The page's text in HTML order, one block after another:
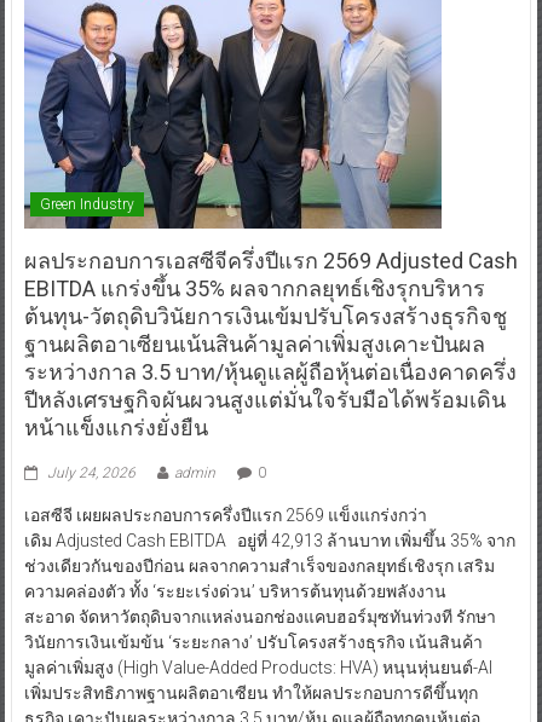
Green Industry
ผลประกอบการเอสซีจีครึ่งปีแรก 2569 Adjusted Cash
EBITDA แกร่งขึ้น 35% ผลจากกลยุทธ์เชิงรุกบริหาร
ต้นทุน-วัตถุดิบวินัยการเงินเข้มปรับโครงสร้างธุรกิจชู
ฐานผลิตอาเซียนเน้นสินค้ามูลค่าเพิ่มสูงเคาะปันผล
ระหว่างกาล 3.5 บาท/หุ้นดูแลผู้ถือหุ้นต่อเนื่องคาดครึ่ง
ปีหลังเศรษฐกิจผันผวนสูงแต่มั่นใจรับมือได้พร้อมเดิน
หน้าแข็งแกร่งยั่งยืน
July 24, 2026 admin 0
เอสซีจี เผยผลประกอบการครึ่งปีแรก 2569 แข็งแกร่งกว่า
เดิม Adjusted Cash EBITDA อยู่ที่ 42,913 ล้านบาท เพิ่มขึ้น 35% จาก
ช่วงเดียวกันของปีก่อน ผลจากความสำเร็จของกลยุทธ์เชิงรุก เสริม
ความคล่องตัว ทั้ง ‘ระยะเร่งด่วน’ บริหารต้นทุนด้วยพลังงาน
สะอาด จัดหาวัตถุดิบจากแหล่งนอกช่องแคบฮอร์มุซทันท่วงที รักษา
วินัยการเงินเข้มข้น ‘ระยะกลาง’ ปรับโครงสร้างธุรกิจ เน้นสินค้า
มูลค่าเพิ่มสูง (High Value-Added Products: HVA) หนุนหุ่นยนต์-AI
เพิ่มประสิทธิภาพฐานผลิตอาเซียน ทำให้ผลประกอบการดีขึ้นทุก